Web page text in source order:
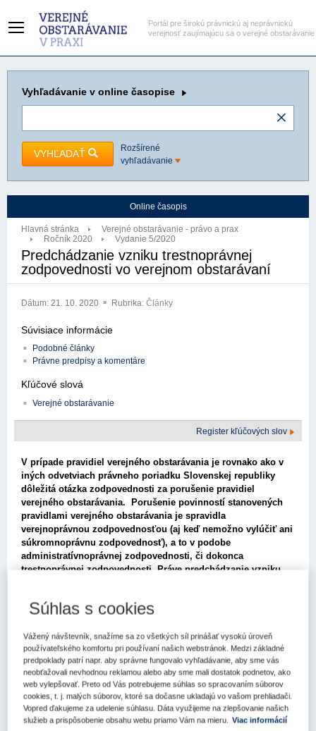
Portál pre širokú právnickú aj neprávnickú
verejnosť zaujímajúcu sa o verejné obstarávanie
Vyhľadávanie v online časopise
VYHĽADAŤ
Rozšírené
vyhľadávanie
Online časopis
Hlavná stránka
Verejné obstarávanie - právo a prax
Ročník 2020
Vydanie 5/2020
Predchádzanie vzniku trestnoprávnej
zodpovednosti vo verejnom obstarávaní
Dátum: 21. 10. 2020 Rubrika: Články
Súvisiace informácie
Podobné články
Právne predpisy a komentáre
Kľúčové slová
Verejné obstarávanie
Register kľúčových slov
V prípade pravidiel verejného obstarávania je rovnako ako v
iných odvetviach právneho poriadku Slovenskej republiky
dôležitá otázka zodpovednosti za porušenie pravidiel
verejného obstarávania. Porušenie povinností stanovených
pravidlami verejného obstarávania je spravidla
verejnoprávnou zodpovednosťou (aj keď nemožno vylúčiť ani
súkromnoprávnu zodpovednosť), a to v podobe
administratívnoprávnej zodpovednosti, či dokonca
trestnoprávnej zodpovednosti. Práve predchádzanie vzniku
zákona č. 650/2005 Z. z.) v z. n. p. (ďalej len „Trestný zákon“)
Trestný zákon obsahuje špecifický trestný čin vo vzťahu k
postupom verejného obstarávania, ktorým je trestný čin
machinácií vo verejnom obstarávaní a verejnej dražbe. Skutková
podstata tohto trestného činu je vymedzená tak široko, že môže
pokryť rôzne správne delikty, ktoré štandardne sankcionuje Úrad
pre verejné obstarávanie v rámci správneho konania. Vzhľadom na
Súhlas s cookies
Vážený návštevník, snažíme sa zo všetkých síl prinášať vysokú úroveň
používateľského komfortu pri používaní našich webstránok. Medzi základné
predpoklady patrí napr. aby správne fungovalo vyhľadávanie, aby sme vás
neobťažovali nevhodnou reklamou alebo aby sme mali dostatok podnetov, ako
web vylepšovať. Preto od Vás potrebujeme súhlas so spracovaním súborov
cookies, t. j. malých súborov, ktoré sa dočasne ukladajú vo vašom prehliadači.
Vopred ďakujeme za udelenie súhlasu. Dáta využijeme na zlepšovanie našich
služieb a prispôsobenie obsahu webu priamo Vám na mieru. Viac informácií